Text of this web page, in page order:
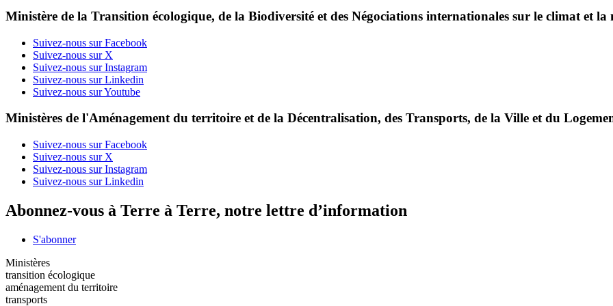
Ministère de la Transition écologique, de la Biodiversité et des Négociations internationales sur le climat et la
Suivez-nous sur Facebook
Suivez-nous sur X
Suivez-nous sur Instagram
Suivez-nous sur Linkedin
Suivez-nous sur Youtube
Ministères de l'Aménagement du territoire et de la Décentralisation, des Transports, de la Ville et du
Suivez-nous sur Facebook
Suivez-nous sur X
Suivez-nous sur Instagram
Suivez-nous sur Linkedin
Abonnez-vous à Terre à Terre, notre lettre d’information
S'abonner
Ministères
transition écologique
aménagement du territoire
transports